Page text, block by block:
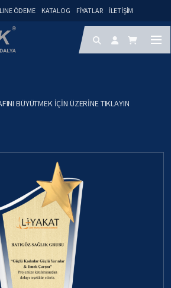
ÖDEME KATALOG FIYATLAR İLETIŞIM
BÜYÜTMEK IÇIN ÜZERINE TIKLAYIN